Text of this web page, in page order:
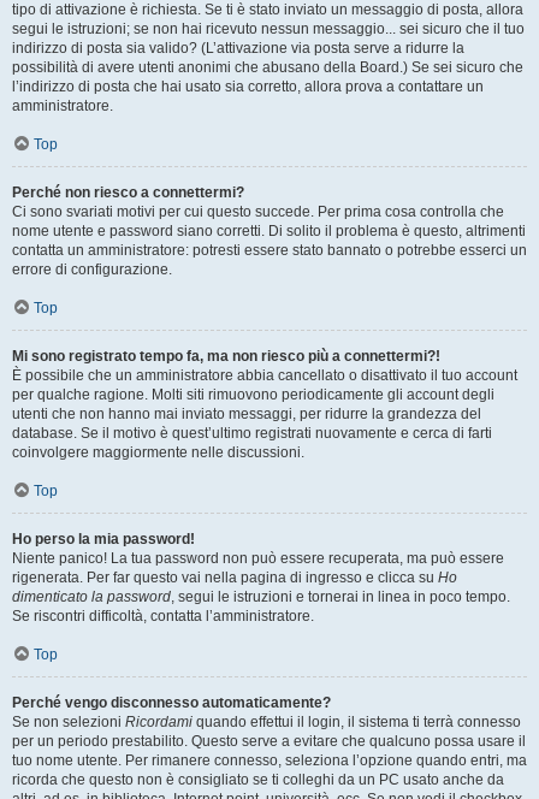
tipo di attivazione è richiesta. Se ti è stato inviato un messaggio di posta, allora
segui le istruzioni; se non hai ricevuto nessun messaggio... sei sicuro che il tuo
indirizzo di posta sia valido? (L’attivazione via posta serve a ridurre la
possibilità di avere utenti anonimi che abusano della Board.) Se sei sicuro che
l’indirizzo di posta che hai usato sia corretto, allora prova a contattare un
amministratore.
Top
Perché non riesco a connettermi?
Ci sono svariati motivi per cui questo succede. Per prima cosa controlla che
nome utente e password siano corretti. Di solito il problema è questo, altrimenti
contatta un amministratore: potresti essere stato bannato o potrebbe esserci un
errore di configurazione.
Top
Mi sono registrato tempo fa, ma non riesco più a connettermi?!
È possibile che un amministratore abbia cancellato o disattivato il tuo account
per qualche ragione. Molti siti rimuovono periodicamente gli account degli
utenti che non hanno mai inviato messaggi, per ridurre la grandezza del
database. Se il motivo è quest’ultimo registrati nuovamente e cerca di farti
coinvolgere maggiormente nelle discussioni.
Top
Ho perso la mia password!
Niente panico! La tua password non può essere recuperata, ma può essere
rigenerata. Per far questo vai nella pagina di ingresso e clicca su Ho
dimenticato la password, segui le istruzioni e tornerai in linea in poco tempo.
Se riscontri difficoltà, contatta l’amministratore.
Top
Perché vengo disconnesso automaticamente?
Se non selezioni Ricordami quando effettui il login, il sistema ti terrà connesso
per un periodo prestabilito. Questo serve a evitare che qualcuno possa usare il
tuo nome utente. Per rimanere connesso, seleziona l’opzione quando entri, ma
ricorda che questo non è consigliato se ti colleghi da un PC usato anche da